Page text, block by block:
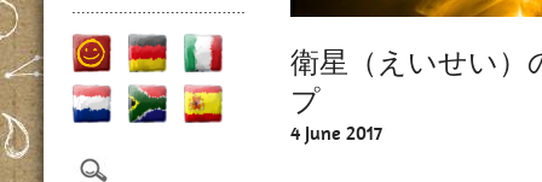
衛星（えいせい）
プ
4 June 2017